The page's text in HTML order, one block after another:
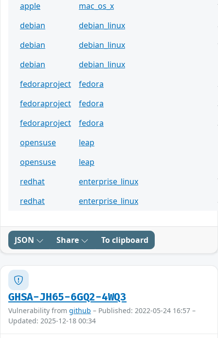
apple
mac_os_x
debian
debian_linux
debian
debian_linux
debian
debian_linux
fedoraproject
fedora
fedoraproject
fedora
fedoraproject
fedora
opensuse
leap
opensuse
leap
redhat
enterprise_linux
redhat
enterprise_linux
JSON Share To clipboard
GHSA-JH65-6GQ2-4WQ3
Vulnerability from github – Published: 2022-05-24 16:57 –
Updated: 2025-12-18 00:34